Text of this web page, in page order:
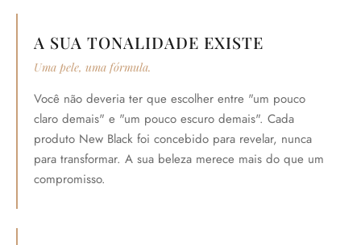
A SUA TONALIDADE EXISTE
Uma pele, uma fórmula.
Você não deveria ter que escolher entre "um pouco
claro demais" e "um pouco escuro demais". Cada
produto New Black foi concebido para revelar, nunca
para transformar. A sua beleza merece mais do que um
compromisso.